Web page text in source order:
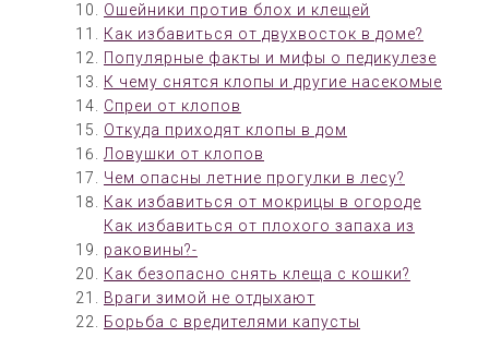
Ошейники против блох и клещей
Как избавиться от двухвосток в доме?
Популярные факты и мифы о педикулезе
К чему снятся клопы и другие насекомые
Спреи от клопов
Откуда приходят клопы в дом
Ловушки от клопов
Чем опасны летние прогулки в лесу?
Как избавиться от мокрицы в огороде
Как избавиться от плохого запаха из
раковины?-
Как безопасно снять клеща с кошки?
Враги зимой не отдыхают
Борьба с вредителями капусты